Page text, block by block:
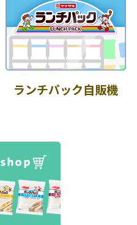
ランチパック自販機